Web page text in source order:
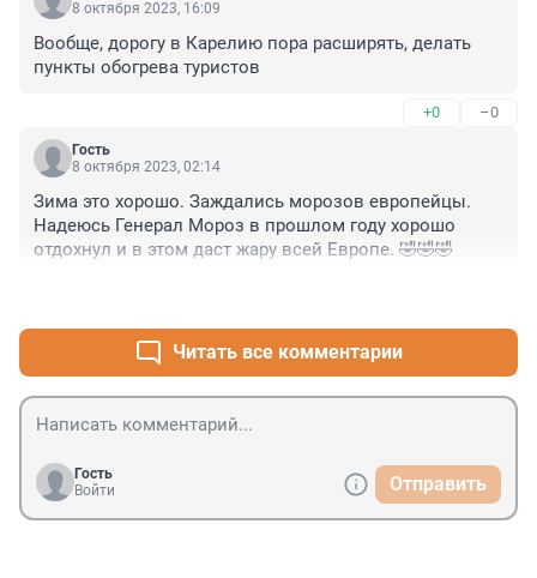
8 октября 2023, 16:09
Вообще, дорогу в Карелию пора расширять, делать
пункты обогрева туристов
+0 –0
Гость
8 октября 2023, 02:14
Зима это хорошо. Заждались морозов европейцы.
Надеюсь Генерал Мороз в прошлом году хорошо
отдохнул и в этом даст жару всей Европе. 🤣🤣🤣
Читать все комментарии
Гость
Войти
Отправить